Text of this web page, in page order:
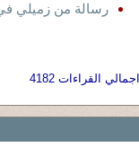
رسالة من زميلي
اجمالي القراءات 4182